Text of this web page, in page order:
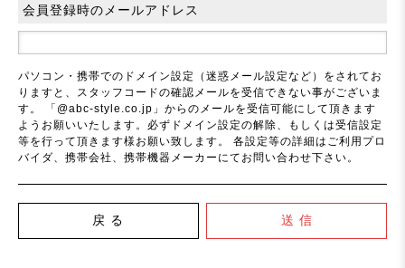
会員登録時のメールアドレス
パソコン・携帯でのドメイン設定（迷惑メール設定など）をされてお
りますと、スタッフコードの確認メールを受信できない事がございま
す。 「@abc-style.co.jp」からのメールを受信可能にして頂きます
ようお願いいたします。必ずドメイン設定の解除、もしくは受信設定
等を行って頂きます様お願い致します。 各設定等の詳細はご利用プロ
バイダ、携帯会社、携帯機器メーカーにてお問い合わせ下さい。
戻 る 送 信